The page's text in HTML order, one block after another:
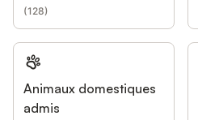
(128)
Animaux domestiques
admis